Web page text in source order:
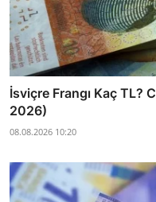
İsviçre Frangı Kaç TL?
2026)
08.08.2026 10:20